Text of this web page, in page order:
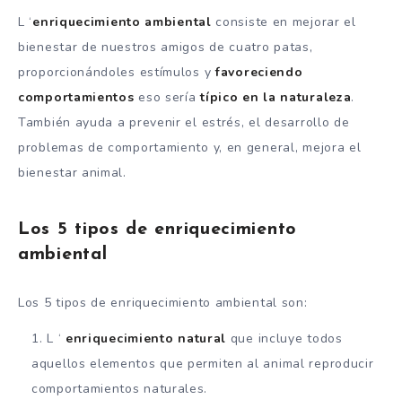
L ‘enriquecimiento ambiental consiste en mejorar el
bienestar de nuestros amigos de cuatro patas,
proporcionándoles estímulos y favoreciendo
comportamientos eso seríatípico en la naturaleza.
También ayuda a prevenir el estrés, el desarrollo de
problemas de comportamiento y, en general, mejora el
bienestar animal.
Los 5 tipos de enriquecimiento
ambiental
Los 5 tipos de enriquecimiento ambiental son:
L ‘ enriquecimiento natural que incluye todos
aquellos elementos que permiten al animal reproducir
comportamientos naturales.